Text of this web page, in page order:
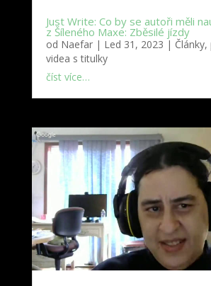
Just Write: Co by se autoři měli
z Šíleného Maxe: Zběsilé jízdy
od Naefar| Led 31, 2023 |
videa s titulky
číst více…